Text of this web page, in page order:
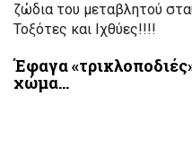
ζώδια του μεταβλητού
Τοξότες και Ιχθύες!!!!
Έφαγα
χώμα…